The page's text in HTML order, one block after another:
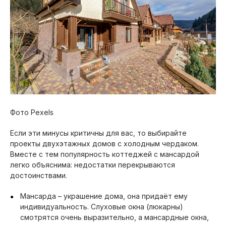
Фото Pexels
Если эти минусы критичны для вас, то выбирайте
проекты двухэтажных домов с холодным чердаком.
Вместе с тем популярность коттеджей с мансардой
легко объяснима: недостатки перекрываются
достоинствами.
Мансарда – украшение дома, она придаёт ему
индивидуальность. Слуховые окна (люкарны)
смотрятся очень выразительно, а мансардные окна,